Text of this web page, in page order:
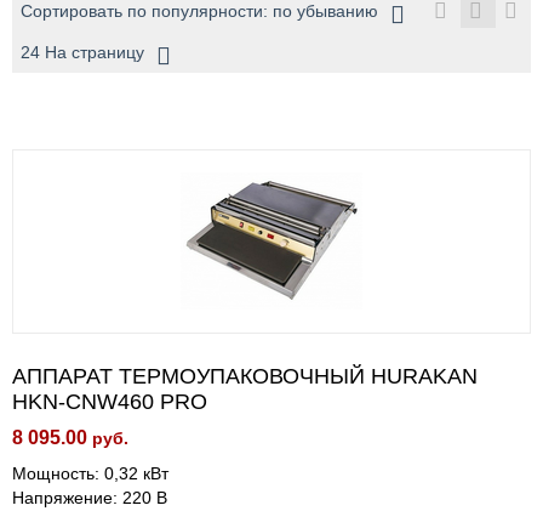
Сортировать по популярности: по убыванию
24 На страницу
АППАРАТ ТЕРМОУПАКОВОЧНЫЙ HURAKAN
HKN-CNW460 PRO
8 095.00 руб.
Мощность: 0,32 кВт
Напряжение: 220 В